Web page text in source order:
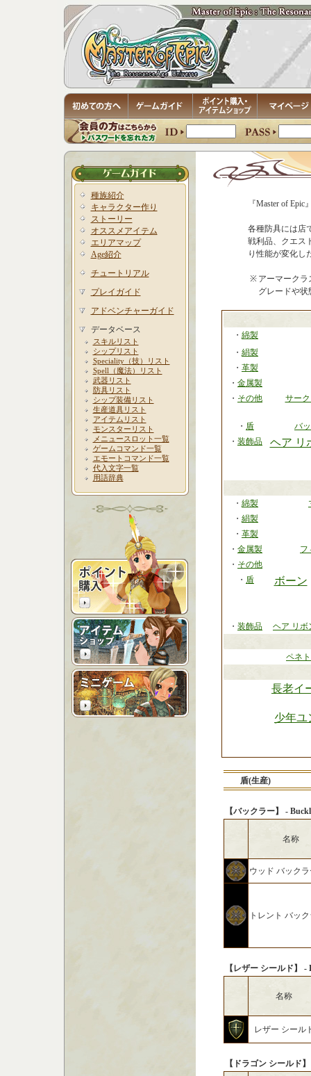
種族紹介
キャラクター作り
ストーリー
オススメアイテム
エリアマップ
Age紹介
チュートリアル
プレイガイド
アドベンチャーガイド
データベース
スキルリスト
シップリスト
Speciality（技）リスト
Spell（魔法）リスト
武器リスト
防具リスト
シップ装備リスト
生産道具リスト
アイテムリスト
モンスターリスト
メニュースロット一覧
ゲームコマンド一覧
エモートコマンド一覧
代入文字一覧
用語辞典
『Master of
各種防具には店
戦利品、クエス
り性能が変化し
※ アーマークラ
グレードや
・ 綿製
・ 絹製
・ 革製
・ 金属製
・ その他 サー
・ 盾
バ
・ 装飾品 ヘア リ
・ 綿製
・ 絹製
・ 革製
・ 金属製
フ
・ その他
・ 盾 ボーン
・ 装飾品 ヘア リボ
ペネ
長老イ
少年ユ
盾(生産)
【バックラー】 -
名称
ウッド バック
トレント バッ
【レザー シールド】 -
名称
レザー シール
【ドラゴン シールド